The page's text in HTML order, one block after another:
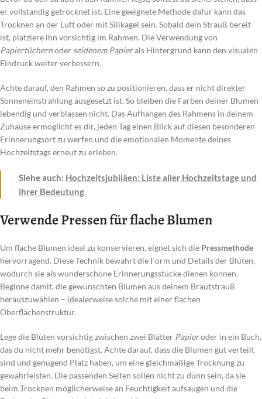
er vollständig getrocknet ist. Eine geeignete Methode dafür kann das
Trocknen an der Luft oder mit Silikagel sein. Sobald dein Strauß bereit
ist, platziere ihn vorsichtig im Rahmen. Die Verwendung von
Papiertüchernoder seidenem Papierals Hintergrund kann den visualen
Eindruck weiter verbessern.
Achte darauf, den Rahmen so zu positionieren, dass er nicht direkter
Sonneneinstrahlung ausgesetzt ist. So bleiben die Farben deiner Blumen
lebendig und verblassen nicht. Das Aufhängen des Rahmens in deinem
Zuhause ermöglicht es dir, jeden Tag einen Blick auf diesen besonderen
Erinnerungsort zu werfen und die emotionalen Momente deines
Hochzeitstags erneut zu erleben.
Siehe auch: Hochzeitsjubiläen: Liste aller Hochzeitstage und
ihrer Bedeutung
Verwende Pressen für flache Blumen
Um flache Blumen ideal zu konservieren, eignet sich die Pressmethode
hervorragend. Diese Technik bewahrt die Form und Details der Blüten,
wodurch sie als wunderschöne Erinnerungsstücke dienen können.
Beginne damit, die gewünschten Blumen aus deinem Brautstrauß
herauszuwählen – idealerweise solche mit einer flachen
Oberflächenstruktur.
Lege die Blüten vorsichtig zwischen zwei Blätter Papieroder in ein Buch,
das du nicht mehr benötigst. Achte darauf, dass die Blumen gut verteilt
sind und genügend Platz haben, um eine gleichmäßige Trocknung zu
gewährleisten. Die passenden Seiten sollen nicht zu dünn sein, da sie
beim Trocknen möglicherweise an Feuchtigkeit aufsaugen und die